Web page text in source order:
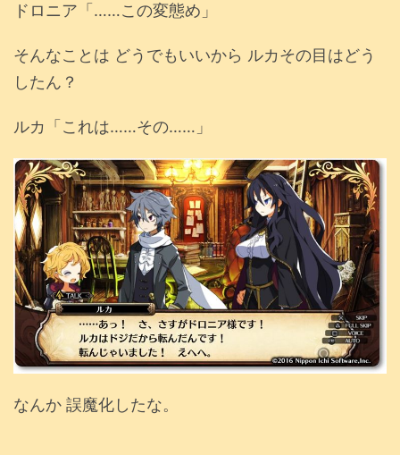
ドロニア「……この変態め」
そんなことは どうでもいいから ルカその目はどう
したん？
ルカ「これは……その……」
なんか 誤魔化したな。